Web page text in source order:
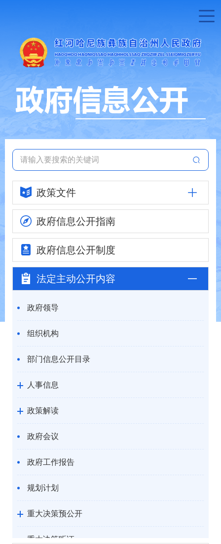
政策文件
政府信息公开指南
政府信息公开制度
法定主动公开内容
政府领导
组织机构
部门信息公开目录
人事信息
政策解读
政府会议
政府工作报告
规划计划
重大决策预公开
重大决策听证